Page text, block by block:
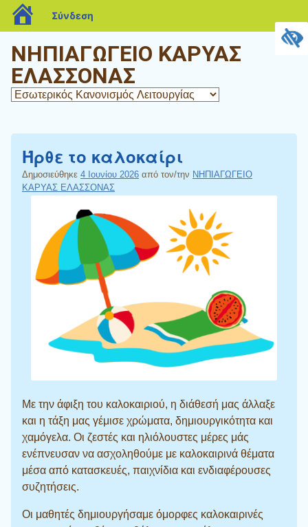
ΝΗΠΙΑΓΩΓΕΙΟ ΚΑΡΥΑΣ
ΕΛΑΣΣΟΝΑΣ
Ήρθε το καλοκαίρι
Δημοσιεύθηκε 4 Ιουνίου 2026 από τον/την ΝΗΠΙΑΓΩΓΕΙΟ
ΚΑΡΥΑΣ ΕΛΑΣΣΟΝΑΣ
Με την άφιξη του καλοκαιριού, η διάθεσή μας άλλαξε
και η τάξη μας γέμισε χρώματα, δημιουργικότητα και
χαμόγελα. Οι ζεστές και ηλιόλουστες μέρες μάς
ενέπνευσαν να ασχοληθούμε με καλοκαιρινά θέματα
μέσα από κατασκευές, παιχνίδια και ενδιαφέρουσες
συζητήσεις.
Οι μαθητές δημιουργήσαμε όμορφες καλοκαιρινές
blogs.sch.gr
Σύνδεση